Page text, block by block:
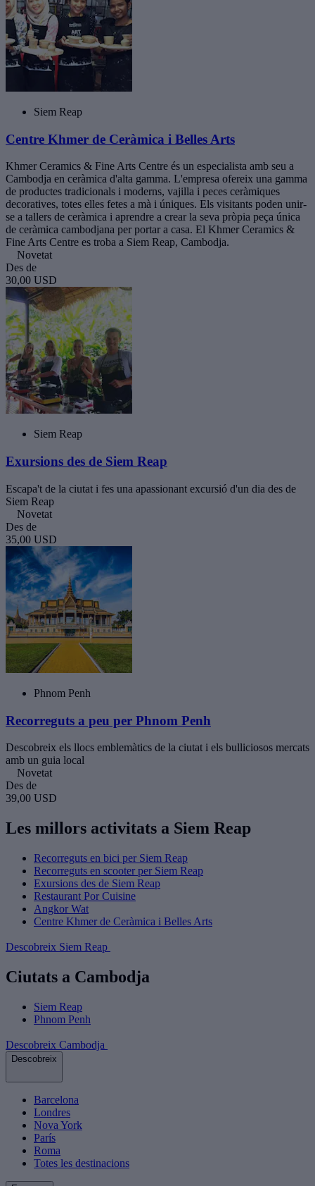
Siem Reap
Centre Khmer de Ceràmica i Belles Arts
Khmer Ceramics & Fine Arts Centre és un especialista amb seu a
Cambodja en ceràmica d'alta gamma. L'empresa ofereix una gamma
de productes tradicionals i moderns, vajilla i peces ceràmiques
decoratives, totes elles fetes a mà i úniques. Els visitants poden unir-
se a tallers de ceràmica i aprendre a crear la seva pròpia peça única
de ceràmica cambodjana per portar a casa. El Khmer Ceramics &
Fine Arts Centre es troba a Siem Reap, Cambodja.
Novetat
Des de
30,00 USD
Siem Reap
Exursions des de Siem Reap
Escapa't de la ciutat i fes una apassionant excursió d'un dia des de
Siem Reap
Novetat
Des de
35,00 USD
Phnom Penh
Recorreguts a peu per Phnom Penh
Descobreix els llocs emblemàtics de la ciutat i els bulliciosos mercats
amb un guia local
Novetat
Des de
39,00 USD
Les millors activitats a Siem Reap
Recorreguts en bici per Siem Reap
Recorreguts en scooter per Siem Reap
Exursions des de Siem Reap
Restaurant Por Cuisine
Angkor Wat
Centre Khmer de Ceràmica i Belles Arts
Descobreix Siem Reap
Ciutats a Cambodja
Siem Reap
Phnom Penh
Descobreix Cambodja
Descobreix
Barcelona
Londres
Nova York
París
Roma
Totes les destinacions